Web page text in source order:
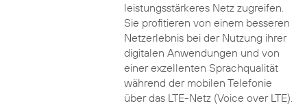
leistungsstärkeres Netz zugreifen.
Sie profitieren von einem besseren
Netzerlebnis bei der Nutzung ihrer
digitalen Anwendungen und von
einer exzellenten Sprachqualität
während der mobilen Telefonie
über das LTE-Netz (Voice over LTE).